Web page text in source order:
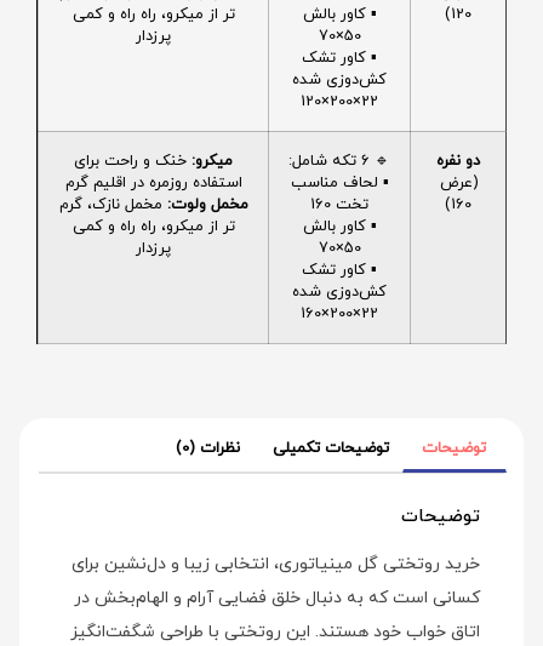
120)
▪️ کاور بالش
50×70
▪️ کاور تشک
کش‌دوزی شده
22×200×120
تر از میکرو، راه راه و کمی
پرزدار
دو نفره
(عرض
160)
🔹 6 تکه شامل:
▪️ لحاف مناسب
تخت 160
▪️ کاور بالش
50×70
▪️ کاور تشک
کش‌دوزی شده
22×200×160
میکرو: خنک و راحت برای
استفاده روزمره در اقلیم گرم
مخمل ولوت: مخمل نازک، گرم
تر از میکرو، راه راه و کمی
پرزدار
توضیحات توضیحات تکمیلی نظرات (0)
توضیحات
خرید روتختی گل مینیاتوری، انتخابی زیبا و دل‌نشین برای
کسانی است که به دنبال خلق فضایی آرام و الهام‌بخش در
اتاق خواب خود هستند. این روتختی با طراحی شگفت‌انگیز